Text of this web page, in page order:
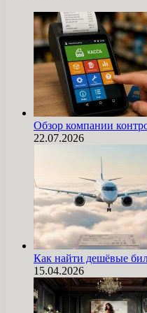
Обзор компании
22.07.2026
Как найти дешёвые
15.04.2026